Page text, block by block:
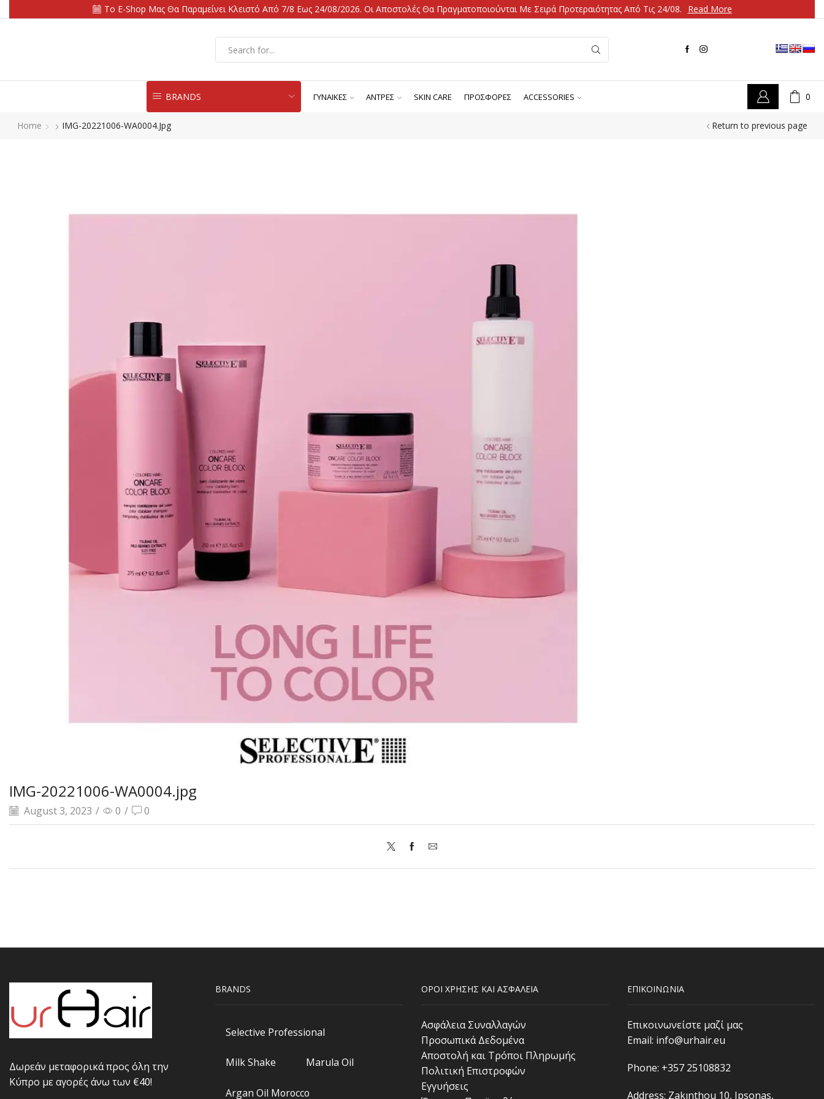
Το E-Shop Μας Θα Παραμείνει Κλειστό Από 7/8 Εως 24/08/2026. Οι Αποστολές Θα Πραγματοποιούνται Με Σειρά Προτεραιότητας Από Τις 24/08. Read More
BRANDS ΓΥΝΑΙΚΕΣ ΑΝΤΡΕΣ SKIN CARE ΠΡΟΣΦΟΡΕΣ ACCESSORIES 0
Return to previous page
Home IMG-20221006-WA0004.jpg
IMG-20221006-WA0004.jpg
August 3, 2023 / 0 / 0
Δωρεάν μεταφορικά προς όλη την
Κύπρο με αγορές άνω των €40!
BRANDS
Selective Professional
Milk Shake Marula Oil
Argan Oil Morocco
ΟΡΟΙ ΧΡΗΣΗΣ ΚΑΙ ΑΣΦΑΛΕΙΑ
Ασφάλεια Συναλλαγών
Προσωπικά Δεδομένα
Αποστολή και Τρόποι Πληρωμής
Πολιτική Επιστροφών
Εγγυήσεις
ΕΠΙΚΟΙΝΩΝΙΑ
Επικοινωνείστε μαζί μας
Email: info@urhair.eu
Phone: +357 25108832
Address: Zakınthou 10, Ipsonas,